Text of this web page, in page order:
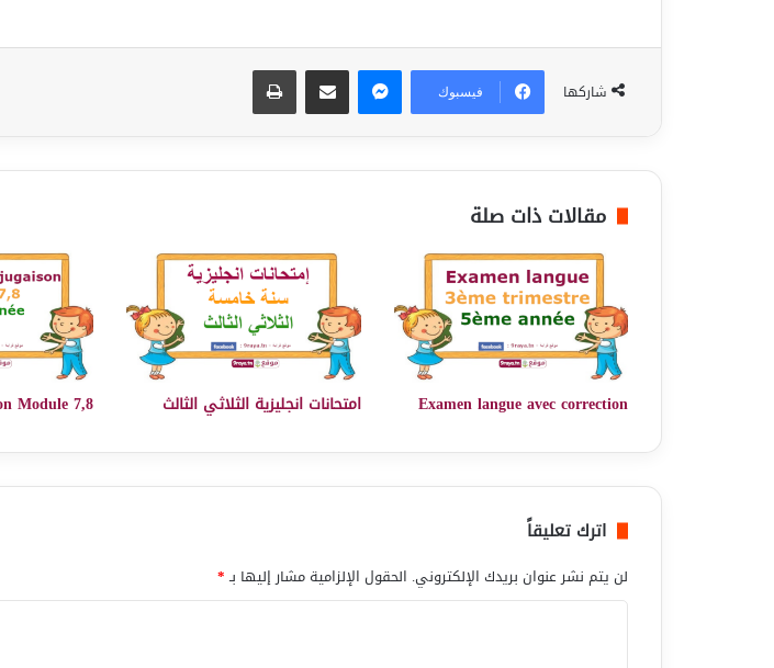
شاركها فيسبوك
مقالات ذات صلة
Examen langue avec correction امتحانات انجليزية الثلاثي الثالث Module 7,8
اترك تعليقاً
لن يتم نشر عنوان بريدك الإلكتروني. الحقول الإلزامية مشار إليها بـ*